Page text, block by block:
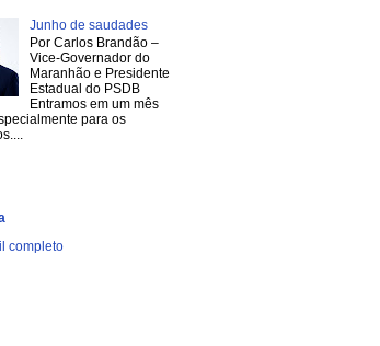
Junho de saudades
Por Carlos Brandão –
Vice-Governador do
Maranhão e Presidente
Estadual do PSDB
Entramos em um mês
para os
completo